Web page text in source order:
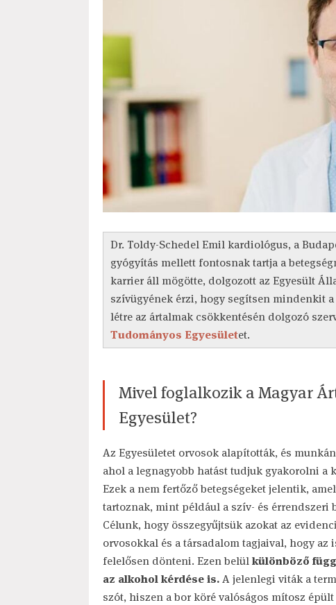
Dr. Toldy-Schedel Emil kardiológus, a
gyógyítás mellett fontosnak tartja a
karrier áll mögötte, dolgozott az Egyesült
szívügyének érzi, hogy segítsen mindenkit
létre az ártalmak csökkentésén dolgozó
Tudományos Egyesületet.
Mivel foglalkozik a Magyar
Egyesület?
Az Egyesületet orvosok alapították, és
ahol a legnagyobb hatást tudjuk gyakorolni a
Ezek a nem fertőző betegségeket jelentik,
tartoznak, mint például a szív- és érrendszeri
Célunk, hogy összegyűjtsük azokat az
orvosokkal és a társadalom tagjaival, hogy
felelősen dönteni. Ezen belülkülönböző
az alkohol kérdése is.A jelenlegi viták a
szót, hiszen a bor köré valóságos mítosz